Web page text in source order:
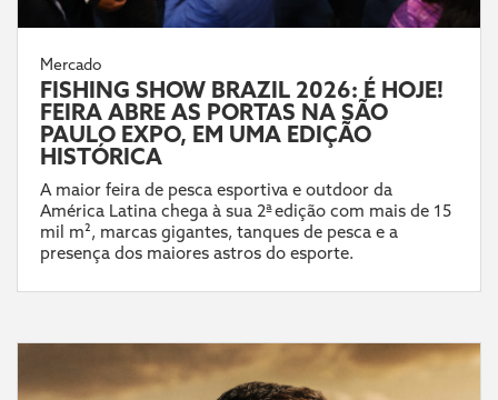
Mercado
FISHING SHOW BRAZIL 2026: É HOJE!
FEIRA ABRE AS PORTAS NA SÃO
PAULO EXPO, EM UMA EDIÇÃO
HISTÓRICA
A maior feira de pesca esportiva e outdoor da
América Latina chega à sua 2ª edição com mais de 15
mil m², marcas gigantes, tanques de pesca e a
presença dos maiores astros do esporte.